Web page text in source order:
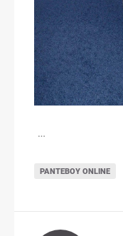
…
ΡΑΝΤΕΒΟΎ ONLINE